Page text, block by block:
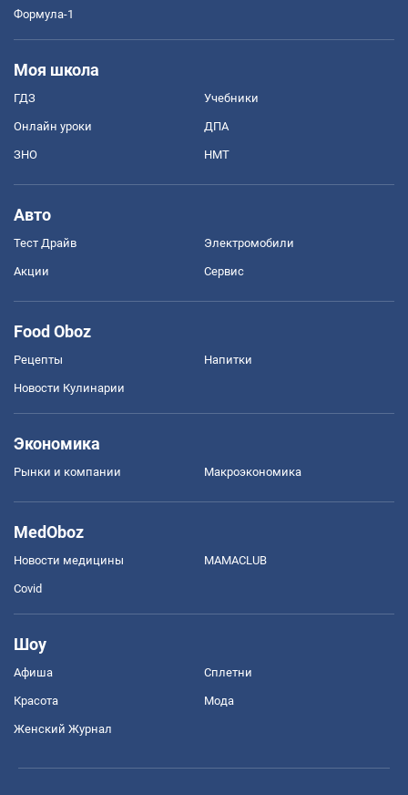
Формула-1
Моя школа
ГДЗ Учебники
Онлайн уроки ДПА
ЗНО НМТ
Авто
Тест Драйв Электромобили
Акции Сервис
Food Oboz
Рецепты Напитки
Новости Кулинарии
Экономика
Рынки и компании Mакроэкономика
MedOboz
Новости медицины MAMACLUB
Covid
Шоу
Афиша Сплетни
Красота Мода
Женский Журнал